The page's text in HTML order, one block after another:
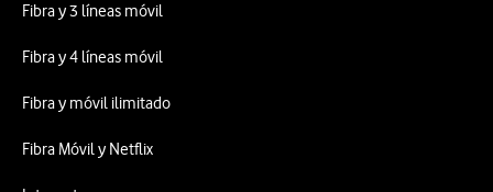
Fibra y 3 líneas móvil
Fibra y 4 líneas móvil
Fibra y móvil ilimitado
Fibra Móvil y Netflix